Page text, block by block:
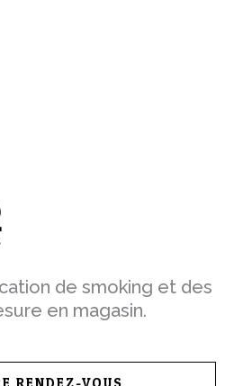
de smoking et des
en magasin.